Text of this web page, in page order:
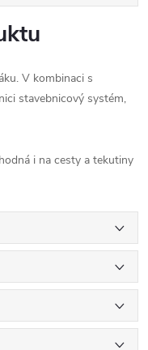
V kombinaci s
stavebnicový systém,
i na cesty a tekutiny